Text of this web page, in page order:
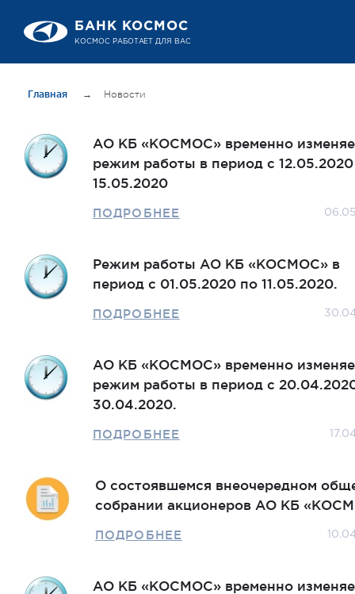
БАНК КОСМОС
Главная → Новости
АО КБ «КОСМОС» временно
режим работы в период с
15.05.2020
ПОДРОБНЕЕ
Режим работы АО КБ «КОСМОС» в
период с 01.05.2020 по 11.05.2020.
ПОДРОБНЕЕ
АО КБ «КОСМОС» временно
режим работы в период с
30.04.2020.
ПОДРОБНЕЕ
О состоявшемся внеочередном
собрании акционеров АО КБ
ПОДРОБНЕЕ
АО КБ «КОСМОС» временно